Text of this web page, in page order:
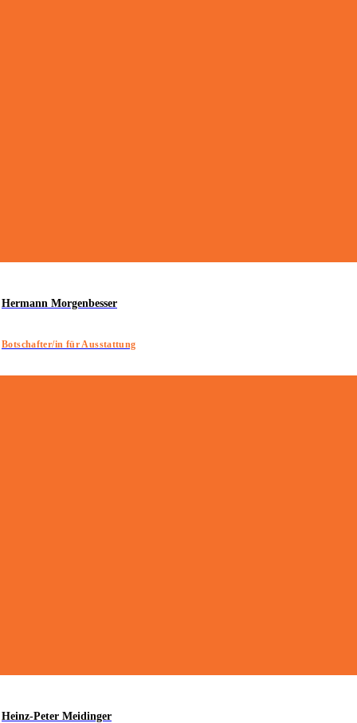
Hermann Morgenbesser
Botschafter/in für Ausstattung
Heinz-Peter Meidinger